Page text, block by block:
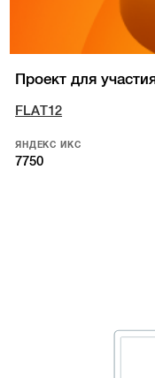
Проект для
FLAT12
ЯНДЕКС ИКС
7750